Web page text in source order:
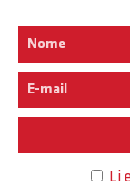
Li